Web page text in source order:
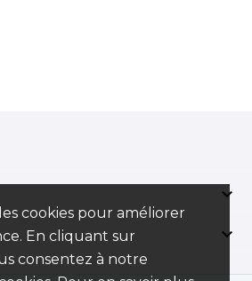
cookies pour améliorer
En cliquant sur
consentez à notre

